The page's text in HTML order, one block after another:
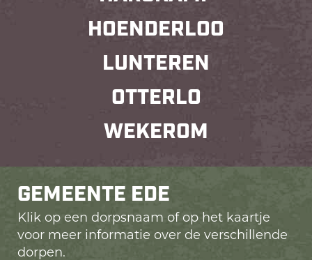
HOENDERLOO
LUNTEREN
OTTERLO
WEKEROM
GEMEENTE EDE
Klik op een dorpsnaam of op het kaartje
voor meer informatie over de verschillende
dorpen.